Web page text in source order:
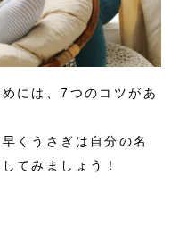
には、7つのコツがあ
くうさぎは自分の名
てみましょう！